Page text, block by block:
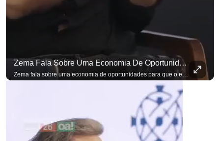
Zema Fala Sobre Uma Economia De Oportunidades Para O Empresário
Zema fala sobre uma economia de oportunidades para que o empresário brasileiro não precise sair do país para manter o crescimento do seu negócio. A primeira Sabatina Presidencial em que as perguntas não vieram de assessores, partidos ou jornalistas. Vieram de uma pesquisa com empresários brasileiros. Imposto, juro, custo de contratar. Cada candidato frente a frente com quem move a economia do país. Se você busca informação com credibilidade, inscreva-se agora e ative o
para não perder